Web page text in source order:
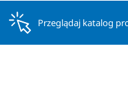
Przeglądaj katalog